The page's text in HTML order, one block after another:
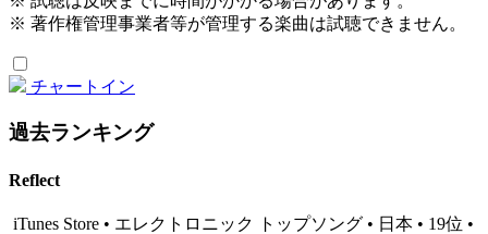
※ 著作権管理事業者等が管理する楽曲は試聴できません。
チャートイン
過去ランキング
Reflect
iTunes Store • エレクトロニック トップソング • 日本 • 19位 •